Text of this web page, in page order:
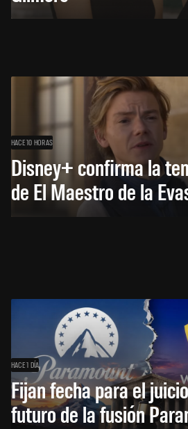
HACE 10 HORAS
Disney+ confirma la
de El Maestro de la
HACE 1 DÍA
Fijan fecha para el
futuro de la fusión